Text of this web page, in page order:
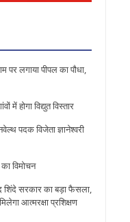
पर लगाया पीपल का पौधा,
में होगा विद्युत विस्तार
पदक विजेता ज्ञानेश्वरी
विमोचन
सरकार का बड़ा फैसला,
आत्मरक्षा प्रशिक्षण